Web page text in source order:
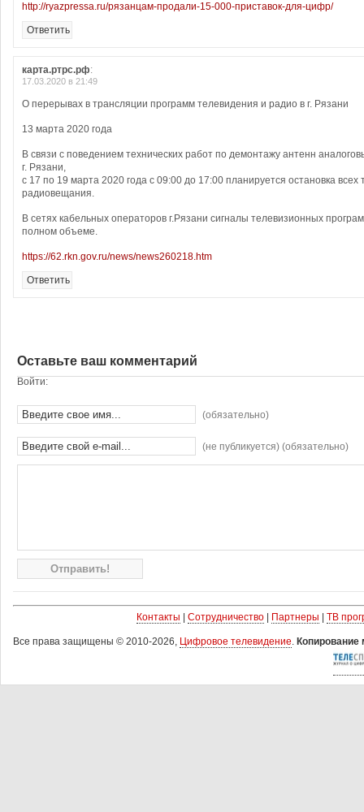
http://ryazpressa.ru/рязанцам-продали-15-000-приставок-для-цифр/
Ответить
карта.ртрс.рф:
17.03.2020 в 21:49
О перерывах в трансляции программ телевидения и радио в г. Рязани
13 марта 2020 года
В связи с поведением технических работ по демонтажу антенн
г. Рязани,
с 17 по 19 марта 2020 года с 09:00 до 17:00 планируется остановка всех
радиовещания.
В сетях кабельных операторов г.Рязани сигналы телевизионных
полном объеме.
https://62.rkn.gov.ru/news/news260218.htm
Ответить
Оставьте ваш комментарий
Войти:
(обязательно)
(не публикуется) (обязательно)
Контакты Сотрудничество| Партнеры ТВ
Все права защищены © 2010-2026, Цифровое телевидение. Копирование